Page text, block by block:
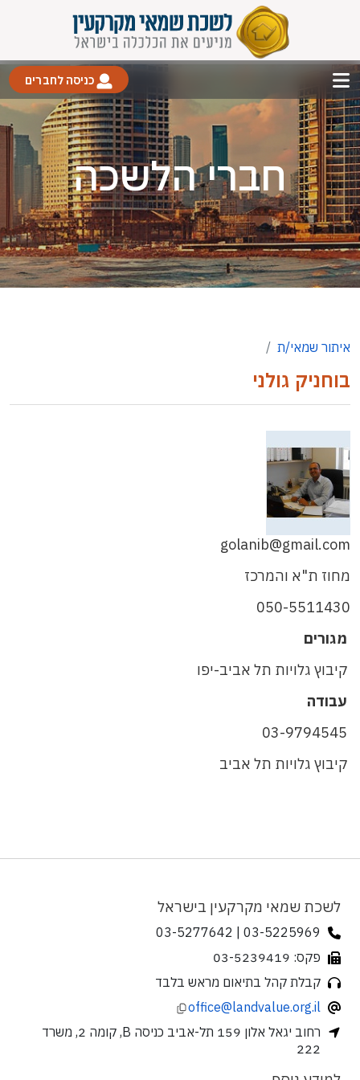
כניסה לחברים
חברי הלשכה
איתור שמאי/ת
בוחניק גולני
golanib@gmail.com
מחוז ת"א והמרכז
050-5511430
מגורים
קיבוץ גלויות תל אביב-יפו
עבודה
03-9794545
קיבוץ גלויות תל אביב
לשכת שמאי מקרקעין בישראל
03-5225969 | 03-5277642
פקס: 03-5239419
קבלת קהל בתיאום מראש בלבד
office@landvalue.org.il
רחוב יגאל אלון 159 תל-אביב כניסה B, קומה 2, משרד
222